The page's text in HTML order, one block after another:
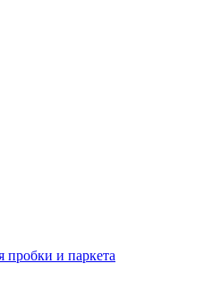
пробки и паркета